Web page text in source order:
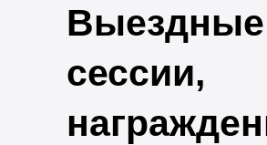
Выездные
сессии,